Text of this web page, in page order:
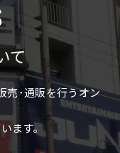
て
売･通販を行うオン
ます｡